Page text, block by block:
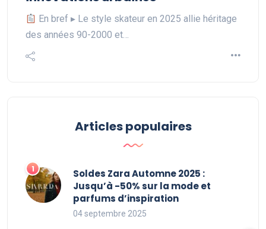
En bref ▸ Le style skateur en 2025 allie héritage
des années 90-2000 et…
Articles populaires
Soldes Zara Automne 2025 :
Jusqu’à -50% sur la mode et
parfums d’inspiration
04 septembre 2025